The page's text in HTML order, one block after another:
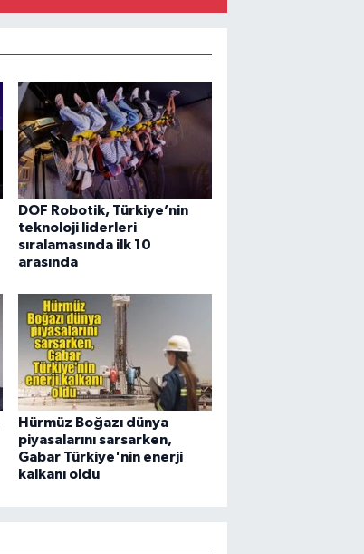
DOF Robotik, Türkiye’nin
teknoloji liderleri
sıralamasında ilk 10
arasında
Hürmüz Boğazı dünya
piyasalarını sarsarken,
Gabar Türkiye'nin enerji
kalkanı oldu